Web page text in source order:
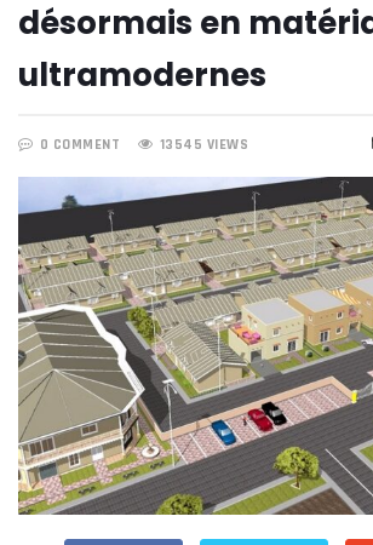
désormais en
ultramodernes
0 COMMENT 13545 VIEWS